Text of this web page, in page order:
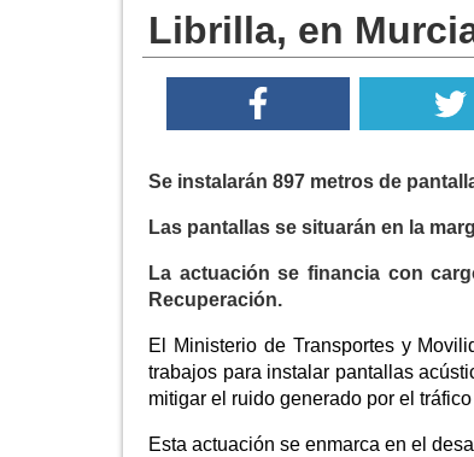
Librilla, en
Se instalarán 897 metros de
Las pantallas se situarán en la
La actuación se financia con
Recuperación.
El Ministerio de Transportes y
trabajos para instalar pantallas
mitigar el ruido generado por el
Esta actuación se enmarca en el